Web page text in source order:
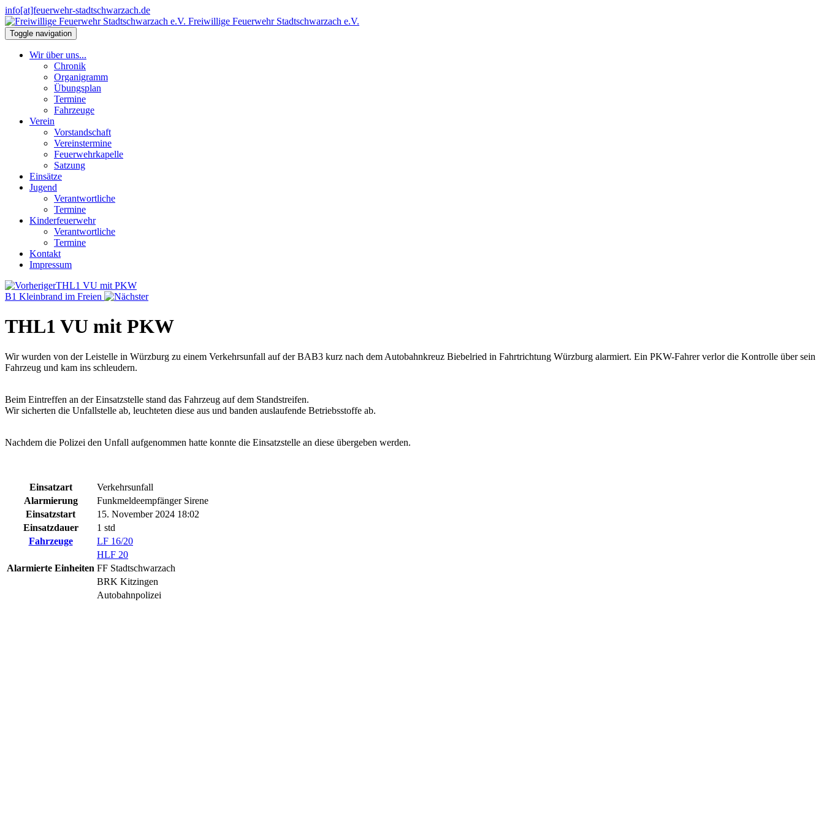
info[at]feuerwehr-stadtschwarzach.de
Freiwillige Feuerwehr Stadtschwarzach e.V.
Toggle navigation
Wir über uns...
Chronik
Organigramm
Übungsplan
Termine
Fahrzeuge
Verein
Vorstandschaft
Vereinstermine
Feuerwehrkapelle
Satzung
Einsätze
Jugend
Verantwortliche
Termine
Kinderfeuerwehr
Verantwortliche
Termine
Kontakt
Impressum
THL1 VU mit PKW
B1 Kleinbrand im Freien
THL1 VU mit PKW
Wir wurden von der Leistelle in Würzburg zu einem Verkehrsunfall auf der BAB3 kurz nach dem Autobahnkreuz Biebelried in Fahrtrichtung Würzburg alarmiert. Ein PKW-Fahrer verlor die Kontrolle über sein
Fahrzeug und kam ins schleudern.
Beim Eintreffen an der Einsatzstelle stand das Fahrzeug auf dem Standstreifen.
Wir sicherten die Unfallstelle ab, leuchteten diese aus und banden auslaufende Betriebsstoffe ab.
Nachdem die Polizei den Unfall aufgenommen hatte konnte die Einsatzstelle an diese übergeben werden.
Einsatzart
Verkehrsunfall
Alarmierung
Funkmeldeempfänger Sirene
Einsatzstart
15. November 2024 18:02
Einsatzdauer
1 std
Fahrzeuge
LF 16/20
HLF 20
Alarmierte Einheiten FF Stadtschwarzach
BRK Kitzingen
Autobahnpolizei